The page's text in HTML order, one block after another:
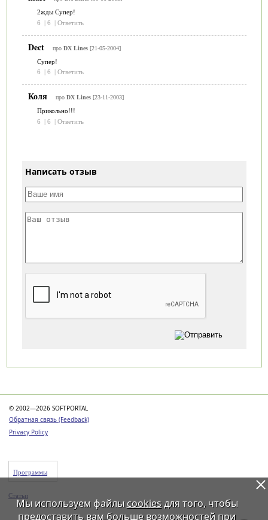
2жды Супер!
6
| 6 | Ответить
Dect про DX Lines [21-05-2004]
Супер!
6
| 6 | Ответить
Коля про DX Lines [23-11-2003]
Прикольно!!!
6
| 6 | Ответить
Написать отзыв
© 2002—2026 SOFTPORTAL
Обратная связь (Feedback)
Privacy Policy
Программы
Статьи
Мы используем файлы cookiesдля того, чтобы
предоставить вам больше возможностей при